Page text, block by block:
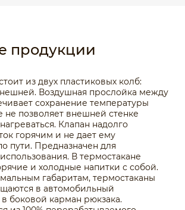
продукции
из двух пластиковых колб:
Воздушная прослойка между
сохранение температуры
не позволяет внешней стенке
Клапан надолго
горячим и не дает ему
пути. Предназначен для
В термостакане
и холодные напитки с собой.
габаритам, термостаканы
в автомобильный
боковой карман рюкзака.